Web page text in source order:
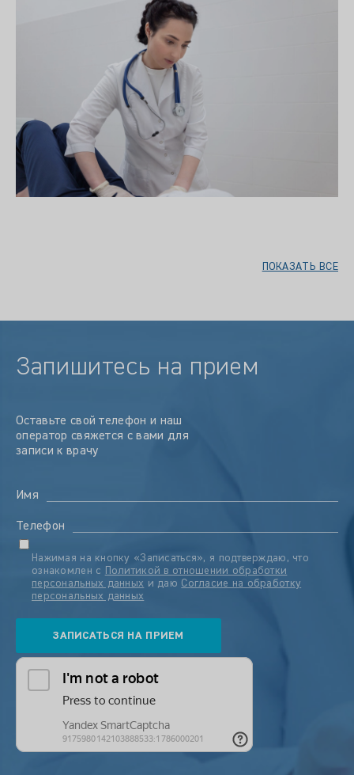
ПОКАЗАТЬ ВСЕ
Запишитесь на прием
Оставьте свой телефон и наш
оператор свяжется с вами для
записи к врачу
Имя
Телефон
Нажимая на кнопку «Записаться», я подтверждаю, что
ознакомлен с
Политикой в отношении обработки
персональных данных и даю Согласие на обработку
персональных данных